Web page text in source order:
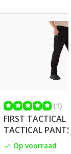
(1)
FIRST TACTICAL
TACTICAL
Op voorraad